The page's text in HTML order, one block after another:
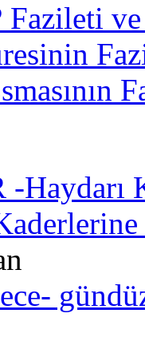
Fazileti
Haydarı